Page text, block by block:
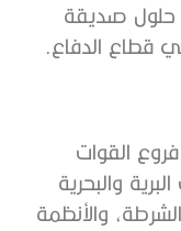
حلول صديقة
قطاع الدفاع.
القوات
والبحرية
والأنظمة